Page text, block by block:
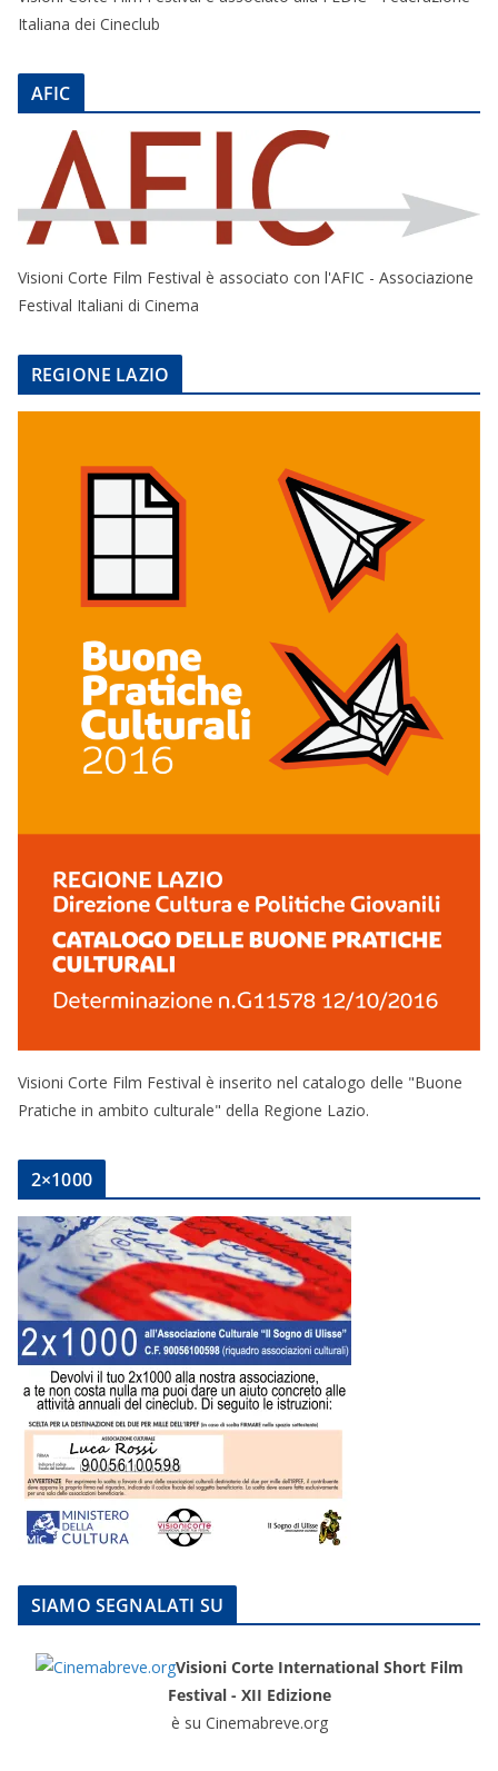
Italiana dei Cineclub
AFIC
Visioni Corte Film Festival è associato con l'AFIC - Associazione
Festival Italiani di Cinema
REGIONE LAZIO
Visioni Corte Film Festival è inserito nel catalogo delle "Buone
Pratiche in ambito culturale" della Regione Lazio.
2×1000
SIAMO SEGNALATI SU
Visioni Corte International Short Film
Festival - XII Edizione
è su Cinemabreve.org